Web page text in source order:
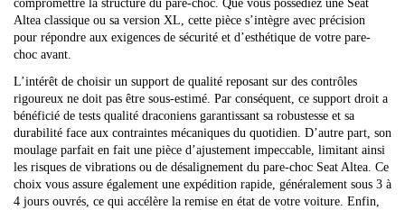
compromettre la structure du pare-choc. Que vous possédiez une Seat
Altea classique ou sa version XL, cette pièce s’intègre avec précision
pour répondre aux exigences de sécurité et d’esthétique de votre pare-
choc avant.
L’intérêt de choisir un support de qualité reposant sur des contrôles
rigoureux ne doit pas être sous-estimé. Par conséquent, ce support droit a
bénéficié de tests qualité draconiens garantissant sa robustesse et sa
durabilité face aux contraintes mécaniques du quotidien. D’autre part, son
moulage parfait en fait une pièce d’ajustement impeccable, limitant ainsi
les risques de vibrations ou de désalignement du pare-choc Seat Altea. Ce
choix vous assure également une expédition rapide, généralement sous 3 à
4 jours ouvrés, ce qui accélère la remise en état de votre voiture. Enfin,